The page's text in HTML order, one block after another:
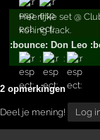
Heerlijke set @
koning track.
:bounce: Don Leo
: :
2 opmerkingen
Deel je mening! Log